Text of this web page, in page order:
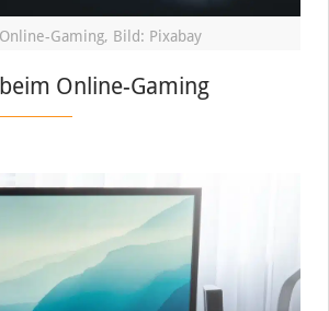
Online-Gaming, Bild: Pixabay
Online-Gaming